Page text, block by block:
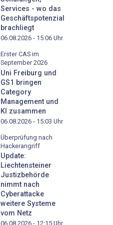
Services - wo das
Geschäftspotenzial
brachliegt
06.08.2026 - 15:06 Uhr
Erster CAS im
September 2026
Uni Freiburg und
GS1 bringen
Category
Management und
KI zusammen
06.08.2026 - 15:03 Uhr
Überprüfung nach
Hackerangriff
Update:
Liechtensteiner
Justizbehörde
nimmt nach
Cyberattacke
weitere Systeme
vom Netz
06.08.2026 - 12:15 Uhr